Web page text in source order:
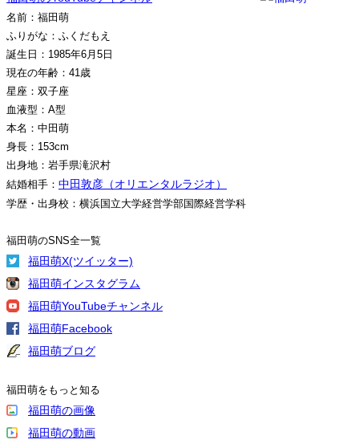
名前：福田萌
ふりがな：ふくだもえ
誕生日：1985年6月5日
現在の年齢：41歳
星座：双子座
血液型：A型
本名：中田萌
身長：153cm
出身地：岩手県滝沢村
結婚相手： 中田敦彦（オリエンタルラジオ）
学歴・出身校：横浜国立大学経営学部国際経営学科
福田萌のSNS全一覧
福田萌X(ツイッター)
福田萌インスタグラム
福田萌YouTubeチャンネル
福田萌Facebook
福田萌ブログ
福田萌をもっと知る
福田萌の画像
福田萌の動画